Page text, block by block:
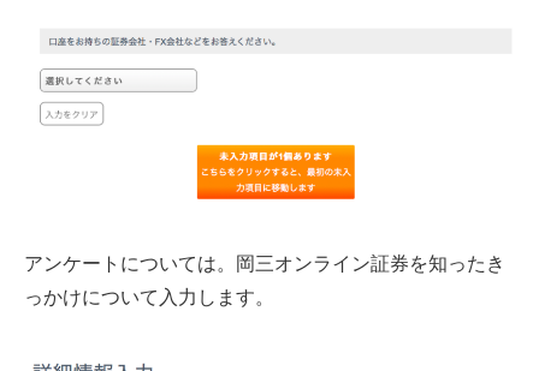
アンケートについては。岡三オンライン証券を知ったき
っかけについて入力します。